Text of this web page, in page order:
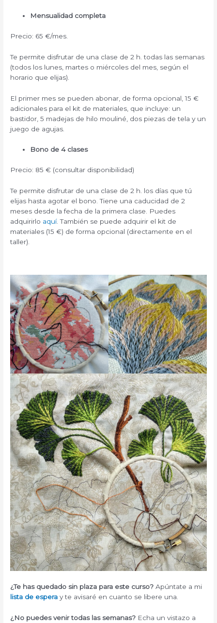
Mensualidad completa
Precio: 65 €/mes.
Te permite disfrutar de una clase de 2 h. todas las semanas
(todos los lunes, martes o miércoles del mes, según el
horario que elijas).
El primer mes se pueden abonar, de forma opcional, 15 €
adicionales para el kit de materiales, que incluye: un
bastidor, 5 madejas de hilo mouliné, dos piezas de tela y un
juego de agujas.
Bono de 4 clases
Precio: 85 € (consultar disponibilidad)
Te permite disfrutar de una clase de 2 h. los días que tú
elijas hasta agotar el bono. Tiene una caducidad de 2
meses desde la fecha de la primera clase. Puedes
adquirirlo aquí. También se puede adquirir el kit de
materiales (15 €) de forma opcional (directamente en el
taller).
¿Te has quedado sin plaza para este curso? Apúntate a mi
lista de espera y te avisaré en cuanto se libere una.
¿No puedes venir todas las semanas? Echa un vistazo a